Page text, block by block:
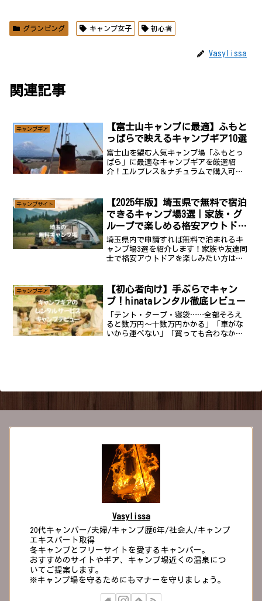
グランピング キャンプ女子 初心者
Vasylissa
関連記事
キャンプギア
【富士山キャンプに最適】ふもと
っぱらで映えるキャンプギア10選
富士山を望む人気キャンプ場「ふもとっ
ぱら」に最適なキャンプギアを厳選紹
介！エルブレス＆ナチュラムで購入可能
テムをまとめました。快適でおしゃれな
キャンプを実現しましょう。
キャンプサイト
【2025年版】埼玉県で無料で宿泊
できるキャンプ場3選｜家族・グ
ループで楽しめる格安アウトドア
スポット
埼玉県内で申請すれば無料で泊まれるキ
ャンプ場3選を紹介します！家族や友達同
士で格安アウトドアを楽しみたい方は、
パーク夏休み期間限定で宿泊キャンプが
楽しめる穴場スポット...
キャンプギア
【初心者向け】手ぶらでキャン
プ！hinataレンタル徹底レビュー
「テント・タープ・寝袋……全部そろえ
ると数万円〜十数万円かかる」「車がな
いから運べない」「買っても合わなかっ
Vasylissa
20代キャンパー/夫婦/キャンプ歴6年/社会人/キャンプ
エキスパート取得
冬キャンプとフリーサイトを愛するキャンパー。
おすすめのサイトやギア、キャンプ場近くの温泉につ
いてご提案します。
※キャンプ場を守るためにもマナーを守りましょう。